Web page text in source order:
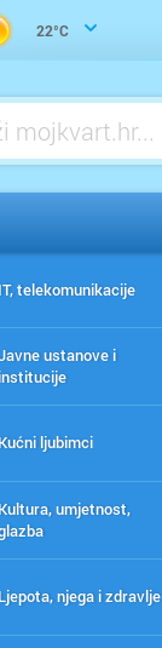
22°C
IT, telekomunikacije
ustanove i
institucije
Kućni ljubimci
Kultura, umjetnost,
Ljepota, njega i zdravlje